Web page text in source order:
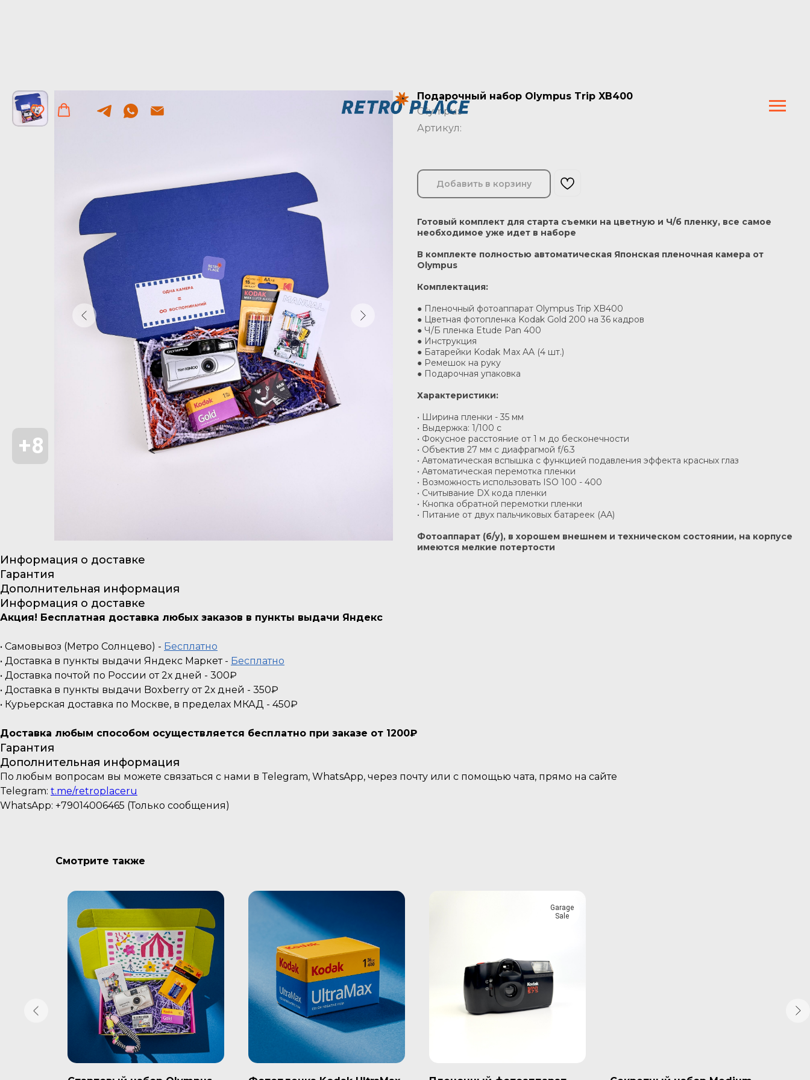
Подарочный набор Olympus Trip XB400
Olympus
Артикул:
Добавить в корзину
Готовый комплект для старта съемки на цветную и Ч/б пленку, все самое
необходимое уже идет в наборе
В комплекте полностью автоматическая Японская пленочная камера от
Olympus
Комплектация:
● Пленочный фотоаппарат Olympus Trip XB400
● Цветная фотопленка Kodak Gold 200 на 36 кадров
● Ч/Б пленка Etude Pan 400
● Инструкция
● Батарейки Kodak Max AA (4 шт.)
● Ремешок на руку
● Подарочная упаковка
Характеристики:
• Ширина пленки - 35 мм
• Выдержка: 1/100 с
• Фокусное расстояние от 1 м до бесконечности
• Объектив 27 мм с диафрагмой f/6.3
• Автоматическая вспышка с функцией подавления эффекта красных глаз
• Автоматическая перемотка пленки
• Возможность использовать ISO 100 - 400
• Считывание DX кода пленки
• Кнопка обратной перемотки пленки
• Питание от двух пальчиковых батареек (АА)
Фотоаппарат (б/у), в хорошем внешнем и техническом состоянии, на корпусе
имеются мелкие потертости
Информация о доставке
Гарантия
Дополнительная информация
Информация о доставке
Акция! Бесплатная доставка любых заказов в пункты выдачи Яндекс
• Самовывоз (Метро Солнцево) - Бесплатно
• Доставка в пункты выдачи Яндекс Маркет - Бесплатно
• Доставка почтой по России от 2х дней - 300₽
• Доставка в пункты выдачи Boxberry от 2х дней - 350₽
• Курьерская доставка по Москве, в пределах МКАД - 450₽
Доставка любым способом осуществляется бесплатно при заказе от 1200₽
Гарантия
Дополнительная информация
По любым вопросам вы можете связаться с нами в Telegram, WhatsApp, через почту или с помощью чата, прямо на сайте
Telegram: t.me/retroplaceru
WhatsApp: +79014006465 (Только сообщения)
Смотрите также
Garage
Sale